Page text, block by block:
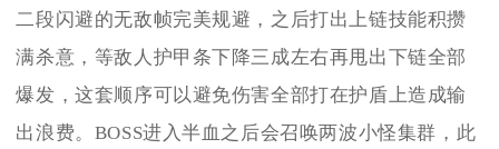
二段闪避的无敌帧完美规避，之后打出上链技能积攒
满杀意，等敌人护甲条下降三成左右再甩出下链全部
爆发，这套顺序可以避免伤害全部打在护盾上造成输
出浪费。BOSS进入半血之后会召唤两波小怪集群，此